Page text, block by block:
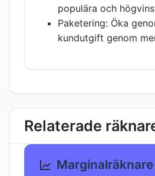
populära och
Paketering: Öka
kundutgift genom
Relaterade
Marginalräknare